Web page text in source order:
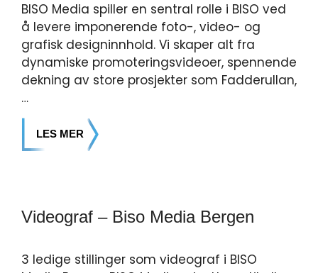
BISO Media spiller en sentral rolle i BISO ved
å levere imponerende foto-, video- og
grafisk designinnhold. Vi skaper alt fra
dynamiske promoteringsvideoer, spennende
dekning av store prosjekter som Fadderullan,
…
LES MER
Videograf – Biso Media Bergen
3 ledige stillinger som videograf i BISO